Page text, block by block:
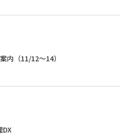
内（11/12～14）